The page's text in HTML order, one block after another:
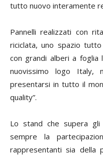
tutto nuovo interamente
Pannelli realizzati con
riciclata, uno spazio
con grandi alberi a
nuovissimo logo
presentarsi in tutto il
quality”.
Lo stand che supera
sempre la
rappresentanti sia della